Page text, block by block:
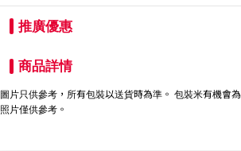
推廣優惠
商品詳情
圖片只供參考，所有包裝以送貨時為準。 包裝米有機會
照片僅供參考。